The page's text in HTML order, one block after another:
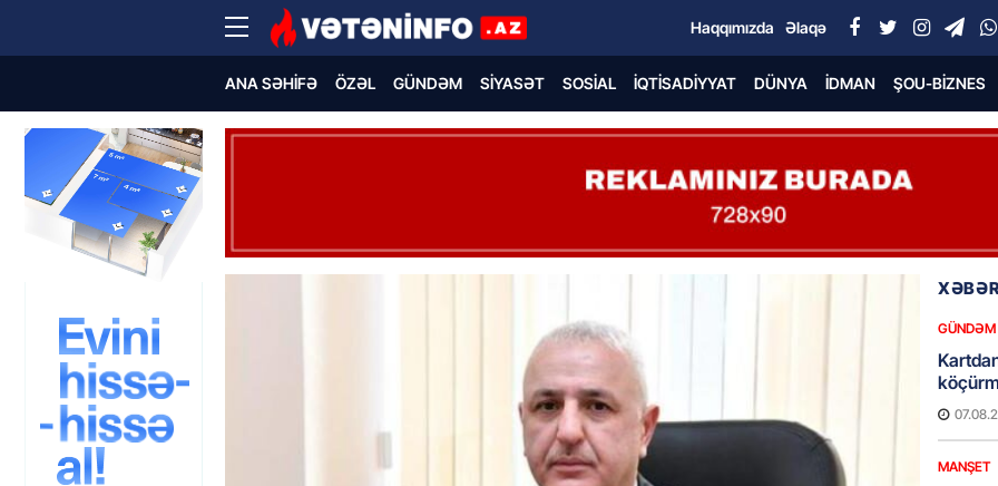
Haqqımızda Əlaqə
ANA SƏHIFƏ ÖZƏL GÜNDƏM SIYASƏT SOSIAL İQTISADIYYAT DÜNYA İDMAN ŞOU-BIZNES
GÜNDƏM
MANŞET